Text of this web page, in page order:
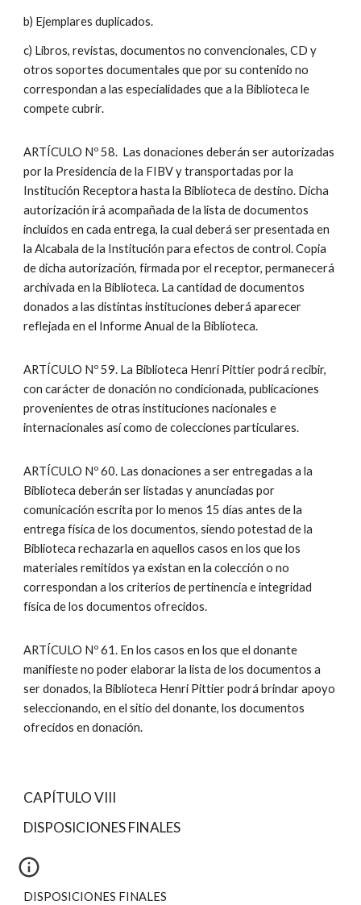
b) Ejemplares duplicados.
c) Libros, revistas, documentos no convencionales, CD y
otros soportes documentales que por su contenido no
correspondan a las especialidades que a la Biblioteca le
compete cubrir.
ARTÍCULO Nº 58. Las donaciones deberán ser autorizadas
por la Presidencia de la FIBV y transportadas por la
Institución Receptora hasta la Biblioteca de destino. Dicha
autorización irá acompañada de la lista de documentos
incluidos en cada entrega, la cual deberá ser presentada en
la Alcabala de la Institución para efectos de control. Copia
de dicha autorización, firmada por el receptor, permanecerá
archivada en la Biblioteca. La cantidad de documentos
donados a las distintas instituciones deberá aparecer
reflejada en el Informe Anual de la Biblioteca.
ARTÍCULO Nº 59. La Biblioteca Henri Pittier podrá recibir,
con carácter de donación no condicionada, publicaciones
provenientes de otras instituciones nacionales e
internacionales así como de colecciones particulares.
ARTÍCULO Nº 60. Las donaciones a ser entregadas a la
Biblioteca deberán ser listadas y anunciadas por
comunicación escrita por lo menos 15 días antes de la
entrega física de los documentos, siendo potestad de la
Biblioteca rechazarla en aquellos casos en los que los
materiales remitidos ya existan en la colección o no
correspondan a los criterios de pertinencia e integridad
física de los documentos ofrecidos.
ARTÍCULO Nº 61. En los casos en los que el donante
manifieste no poder elaborar la lista de los documentos a
ser donados, la Biblioteca Henri Pittier podrá brindar apoyo
seleccionando, en el sitio del donante, los documentos
ofrecidos en donación.
CAPÍTULO VIII
DISPOSICIONES FINALES
DISPOSICIONES FINALES